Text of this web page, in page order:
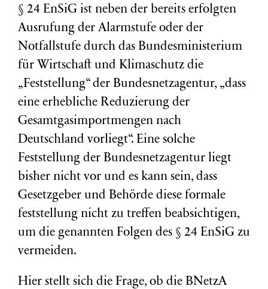
§ 24 EnSiG ist neben der bereits erfolgten
Ausrufung der Alarmstufe oder der
Notfallstufe durch das Bundesministerium
für Wirtschaft und Klimaschutz die
„Feststellung“ der Bundesnetzagentur, „dass
eine erhebliche Reduzierung der
Gesamtgasimportmengen nach
Deutschland vorliegt“. Eine solche
Feststellung der Bundesnetzagentur liegt
bisher nicht vor und es kann sein, dass
Gesetzgeber und Behörde diese formale
feststellung nicht zu treffen beabsichtigen,
um die genannten Folgen des § 24 EnSiG zu
vermeiden.
Hier stellt sich die Frage, ob die BNetzA